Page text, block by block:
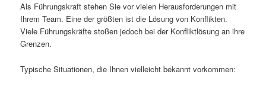
Als Führungskraft stehen Sie vor vielen Herausforderungen mit
Ihrem Team. Eine der größten ist die Lösung von Konflikten.
Viele Führungskräfte stoßen jedoch bei der Konfliktlösung an ihre
Grenzen.
Typische Situationen, die Ihnen vielleicht bekannt vorkommen: